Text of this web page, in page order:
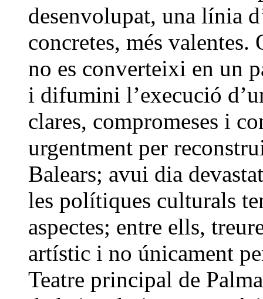
desenvolupat, una línia
concretes, més
no es converteixi en un
i difumini l’execució
clares, compromeses i
urgentment per
Balears; avui dia
les polítiques culturals
aspectes; entre ells,
artístic i no únicament
Teatre principal de